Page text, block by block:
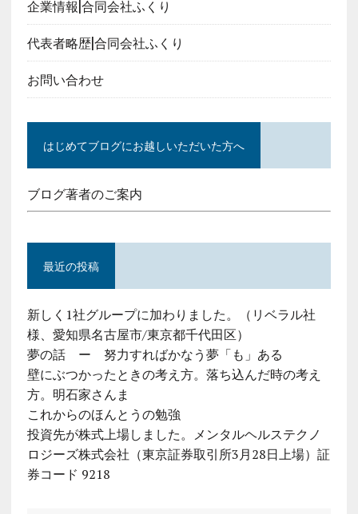
企業情報|合同会社ふくり
代表者略歴|合同会社ふくり
お問い合わせ
はじめてブログにお越しいただいた方へ
ブログ著者のご案内
最近の投稿
新しく1社グループに加わりました。（リベラル社
様、愛知県名古屋市/東京都千代田区）
夢の話 ー 努力すればかなう夢「も」ある
壁にぶつかったときの考え方。落ち込んだ時の考え
方。明石家さんま
これからのほんとうの勉強
投資先が株式上場しました。メンタルヘルステクノ
ロジーズ株式会社（東京証券取引所3月28日上場）証
券コード 9218